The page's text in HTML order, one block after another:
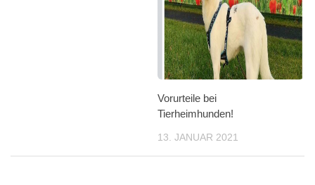
Vorurteile bei
Tierheimhunden!
13. JANUAR 2021